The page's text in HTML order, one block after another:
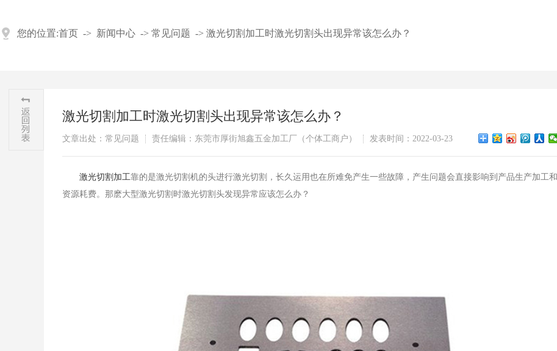
您的位置:首页 -> 新闻中心 -> 常见问题 -> 激光切割加工时激光切割头出现异常该怎么办？
激光切割加工时激光切割头出现异常该怎么办？
文章出处：常见问题 责任编辑：东莞市厚街旭鑫五金加工厂（个体工商户） 发表时间：2022-03-23
激光切割加工靠的是激光切割机的头进行激光切割，长久运用也在所难免产生一些故障，产生问题会直接影响到产品生产加工和
资源耗费。那麽大型激光切割时激光切割头发现异常应该怎么办？